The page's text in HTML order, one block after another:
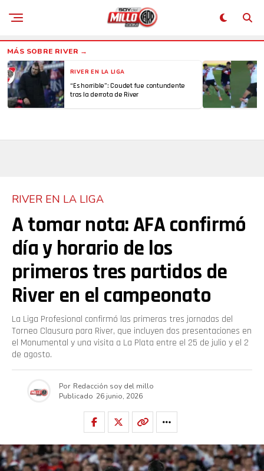
RIVER EN LA LIGA
“Es horrible”: Coudet fue contundente
tras la derrota de River
RIVER EN LA LIGA
A tomar nota: AFA confirmó
día y horario de los
primeros tres partidos de
River en el campeonato
La Liga Profesional confirmó las primeras tres jornadas del
Torneo Clausura para River, que incluyen dos presentaciones en
el Monumental y una visita a La Plata entre el 25 de julio y el 2
de agosto.
Por Redacción soy del millo
Publicado 26 junio, 2026